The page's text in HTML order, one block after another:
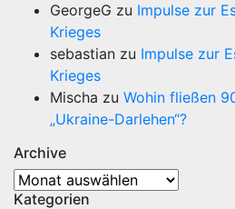
GeorgeG zu Impulse zur
Krieges
sebastian zu Impulse zur
Krieges
Mischa zu Wohin fließen
„Ukraine-Darlehen“?
Archive
Archive
Kategorien